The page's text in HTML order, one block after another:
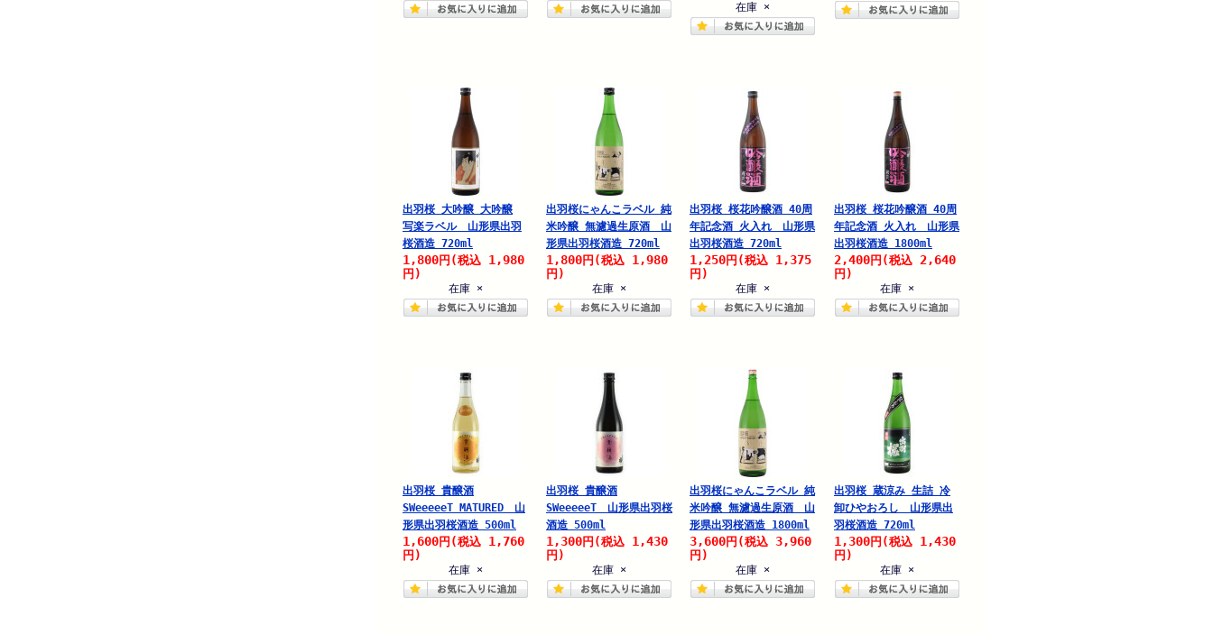
在庫 ×
出羽桜 大吟醸 大吟醸
写楽ラベル 山形県出羽
桜酒造 720ml
1,800円 (税込 1,980
円)
在庫 ×
出羽桜にゃんこラベル 純
米吟醸 無濾過生原酒 山
形県出羽桜酒造 720ml
1,800円 (税込 1,980
円)
在庫 ×
出羽桜 桜花吟醸酒 40周
年記念酒 火入れ 山形県
出羽桜酒造 720ml
1,250円 (税込 1,375
円)
在庫 ×
出羽桜 桜花吟醸酒 40周
年記念酒 火入れ 山形県
出羽桜酒造 1800ml
2,400円 (税込 2,640
円)
在庫 ×
出羽桜 貴醸酒
SWeeeeeT MATURED 山
形県出羽桜酒造 500ml
1,600円 (税込 1,760
円)
在庫 ×
出羽桜 貴醸酒
SWeeeeeT 山形県出羽桜
酒造 500ml
1,300円 (税込 1,430
円)
在庫 ×
出羽桜にゃんこラベル 純
米吟醸 無濾過生原酒 山
形県出羽桜酒造 1800ml
3,600円 (税込 3,960
円)
在庫 ×
出羽桜 蔵涼み 生詰 冷
卸ひやおろし 山形県出
羽桜酒造 720ml
1,300円 (税込 1,430
円)
在庫 ×